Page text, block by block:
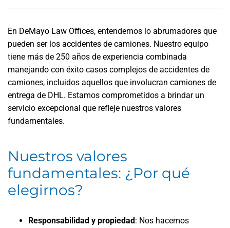
En DeMayo Law Offices, entendemos lo abrumadores que
pueden ser los accidentes de camiones. Nuestro equipo
tiene más de 250 años de experiencia combinada
manejando con éxito casos complejos de accidentes de
camiones, incluidos aquellos que involucran camiones de
entrega de DHL. Estamos comprometidos a brindar un
servicio excepcional que refleje nuestros valores
fundamentales.
Nuestros valores
fundamentales: ¿Por qué
elegirnos?
Responsabilidad y propiedad: Nos hacemos